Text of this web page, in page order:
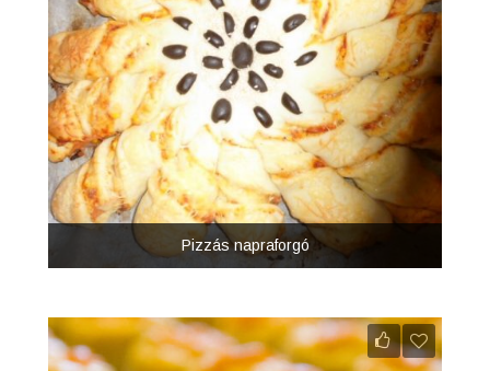
Pizzás napraforgó